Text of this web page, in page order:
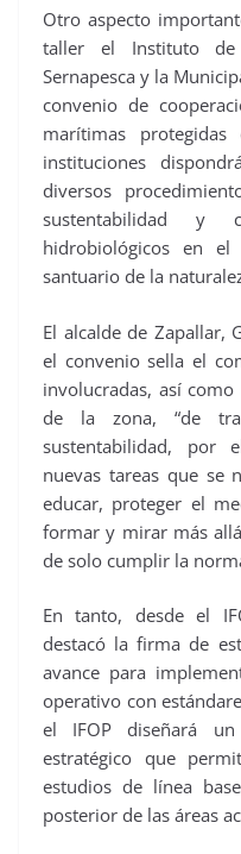
Otro aspecto
taller el Instituto de
Sernapesca y la
convenio de
marítimas
instituciones
diversos
sustentabilidad y
hidrobiológicos en el
santuario de la
El alcalde de Zapallar,
el convenio sella el
involucradas, así como
de la zona, “de
sustentabilidad, por
nuevas tareas que se
educar, proteger el
formar y mirar más
de solo cumplir la
En tanto, desde el
destacó la firma de
avance para
operativo con
el IFOP diseñará un
estratégico que
estudios de línea
posterior de las áreas